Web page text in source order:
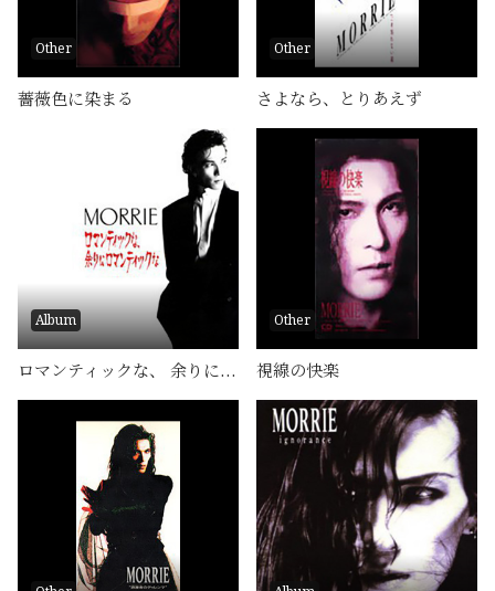
Other
薔薇色に染まる
Other
さよなら、とりあえず
Album
ロマンティックな、 余りにロマンティックな
Other
視線の快楽